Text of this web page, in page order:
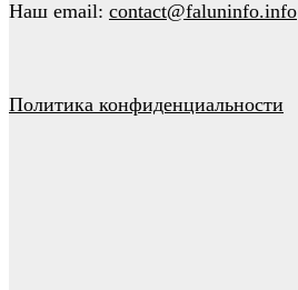
Наш email: contact@faluninfo.info
Политика конфиденциальности